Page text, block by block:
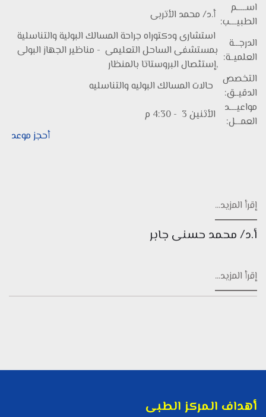
أ.د/ محمد الأتربى
اســـــم
الطبيــــب:
استشارى ودكتوراه جراحة المسالك البولية والتناسلية
بمستشفى الساحل التعليمى - مناظير الجهاز البولى
,إستئصال البروستاتا بالمنظار
الدرجـــة
العلميــة:
حالات المسالك البوليه والتناسليه
التخصص
الدقيــق:
الأثنين 3 - 4:30 م
مواعيــــد
العمـــل:
أحجز موعد
إقرأ المزيد...
أ.د/ محمد حسنى جابر
إقرأ المزيد...
أهداف المركز الطبى